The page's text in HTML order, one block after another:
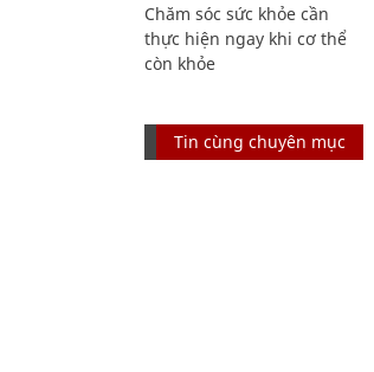
Chăm sóc sức khỏe cần
thực hiện ngay khi cơ thể
còn khỏe
Tin cùng chuyên mục